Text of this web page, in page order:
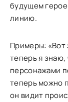
будущем
линию.
Примеры: «Вот
теперь я знаю,
персонажами
теперь можно
он видит